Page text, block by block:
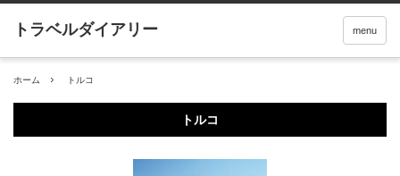
menu
ホーム トルコ
トルコ